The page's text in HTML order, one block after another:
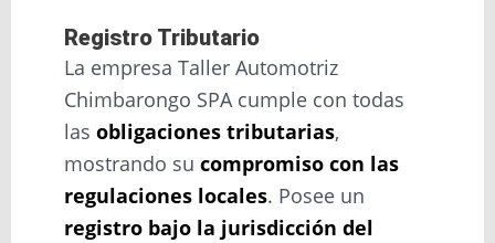
Registro Tributario
La empresa Taller Automotriz
Chimbarongo SPA cumple con todas
las obligaciones tributarias,
mostrando su compromiso con las
regulaciones locales. Posee un
registro bajo la jurisdicción del